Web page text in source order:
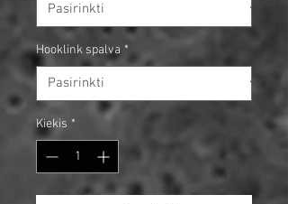
Hooklink spalva *
Kiekis *